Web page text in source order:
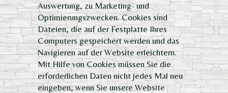
Auswertung, zu Marketing- und
Optimierungszwecken. Cookies sind
Dateien, die auf der Festplatte Ihres
Computers gespeichert werden und das
Navigieren auf der Website erleichtern.
Mit Hilfe von Cookies müssen Sie die
erforderlichen Daten nicht jedes Mal neu
eingeben, wenn Sie unsere Website